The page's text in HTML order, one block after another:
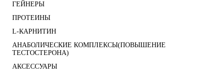
ГЕЙНЕРЫ
ПРОТЕИНЫ
L-КАРНИТИН
АНАБОЛИЧЕСКИЕ КОМПЛЕКСЫ(ПОВЫШЕНИЕ
ТЕСТОСТЕРОНА)
АКСЕССУАРЫ